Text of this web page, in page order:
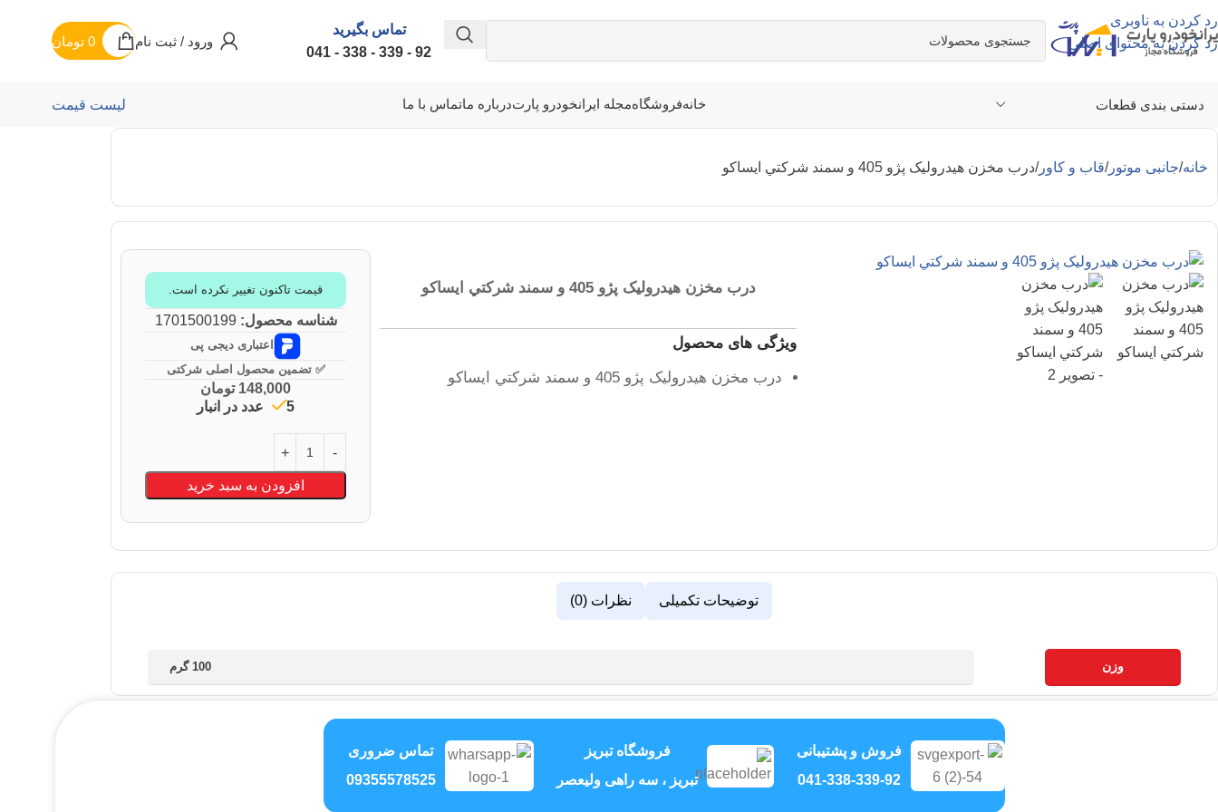
رد کردن به ناوبری
رد کردن به محتوای اصلی
تماس بگیرید
92 - 339 - 338 - 041
ورود / ثبت نام 0 تومان
دستی بندی قطعات خانهفروشگاهمجله ایرانخودرو پارتدرباره ماتماس با ما لیست قیمت
خانه جانبی موتور قاب و کاور درب مخزن هيدروليک پژو 405 و سمند شرکتي ایساکو
درب مخزن هيدروليک پژو 405 و سمند شرکتي ایساکو
ویژگی های محصول
درب مخزن هيدروليک پژو 405 و سمند شرکتي ایساکو
قیمت تاکنون تغییر نکرده است.
شناسه محصول: 1701500199
اعتباری دیجی پی
✅ تضمین محصول اصلی شرکتی
148,000 تومان
5 عدد در انبار
افزودن به سبد خرید
توضیحات تکمیلی نظرات (0)
وزن 100 گرم
فروش و پشتیبانی
041-338-339-92
فروشگاه تبریز
تبریز ، سه راهی ولیعصر
تماس ضروری
09355578525